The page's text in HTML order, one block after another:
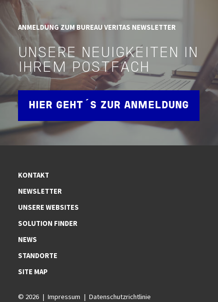
ANMELDUNG ZUM BUREAU VERITAS NEWSLETTER
UNSERE NEUIGKEITEN IN
IHREM POSTFACH
HIER GEHT´S ZUR ANMELDUNG
KONTAKT
NEWSLETTER
UNSERE WEBSITES
SOLUTION FINDER
NEWS
STANDORTE
SITE MAP
© 2026 Impressum Datenschutzrichtlinie